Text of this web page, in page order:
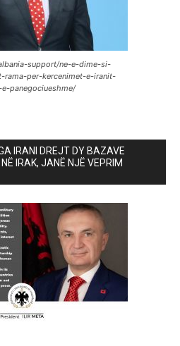
support/ne-e-dime-si-
rama-per-kercenimet-e-iranit-
panegociueshme/
IRANI DREJT DY BAZAVE
IRAK, JANË NJË VEPRIM